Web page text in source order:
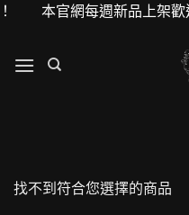
！ 本官網每週新品上架
找不到符合您選擇的商品